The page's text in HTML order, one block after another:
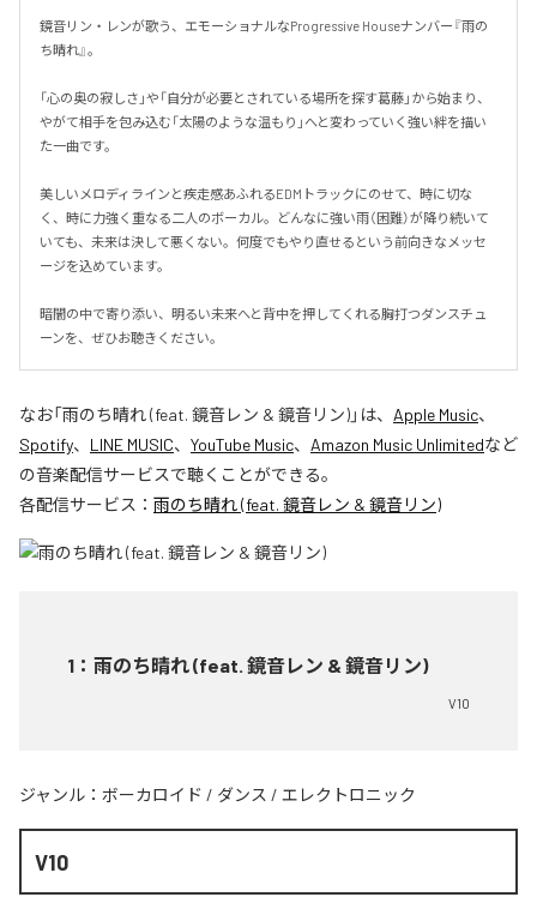
鏡音リン・レンが歌う、エモーショナルなProgressive Houseナンバー『雨の
ち晴れ』。
「心の奥の寂しさ」や「自分が必要とされている場所を探す葛藤」から始まり、
やがて相手を包み込む「太陽のような温もり」へと変わっていく強い絆を描い
た一曲です。
美しいメロディラインと疾走感あふれるEDMトラックにのせて、時に切な
く、時に力強く重なる二人のボーカル。どんなに強い雨（困難）が降り続いて
いても、未来は決して悪くない。何度でもやり直せるという前向きなメッセ
ージを込めています。
暗闇の中で寄り添い、明るい未来へと背中を押してくれる胸打つダンスチュ
ーンを、ぜひお聴きください。
なお「雨のち晴れ (feat. 鏡音レン & 鏡音リン)」は、 Apple Music、
Spotify、 LINE MUSIC、 YouTube Music、 Amazon Music Unlimitedなど
の音楽配信サービスで聴くことができる。
各配信サービス： 雨のち晴れ (feat. 鏡音レン & 鏡音リン)
1 ： 雨のち晴れ (feat. 鏡音レン & 鏡音リン)
V10
ジャンル： ボーカロイド / ダンス / エレクトロニック
V10